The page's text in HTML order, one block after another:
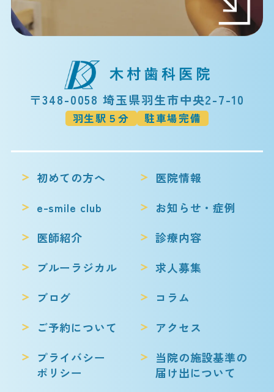
〒348-0058 埼玉県羽生市中央2-7-10
羽生駅５分 駐車場完備
初めての方へ
医院情報
e-smile club
お知らせ・症例
医師紹介
診療内容
ブルーラジカル
求人募集
ブログ
コラム
ご予約について
アクセス
プライバシー
ポリシー
当院の施設基準の
届け出について